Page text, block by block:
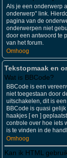
Als je een onderwerp
onderwerp" link.
pagina van de
onderwerpen niet
door een antwoord te
van het forum.
Omhoog
Tekstopmaak en
Wat is BBCode?
BBCode is een
niet toegestaan door
uitschakelen, dit is
BBCode is quasi
haakjes [ en ]
controle over hoe iets
is te vinden in de
Omhoog
Kan ik HTML